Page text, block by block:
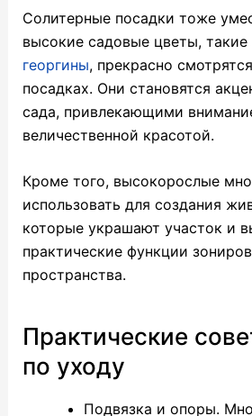
Солитерные посадки тоже
высокие садовые цветы,
георгины, прекрасно
посадках. Они становятся
сада, привлекающими
величественной красотой.
Кроме того, высокорослые
использовать для создания
которые украшают участок и
практические функции
пространства.
Практические
по уходу
Подвязка и опоры.